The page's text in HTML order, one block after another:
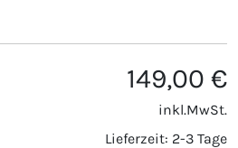
149,00 €
inkl.MwSt.
Lieferzeit: 2-3 Tage